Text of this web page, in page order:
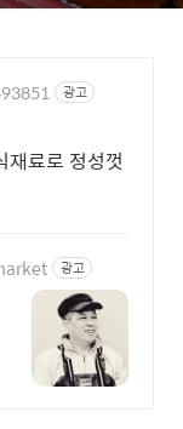
광고
재료로 정성껏
광고